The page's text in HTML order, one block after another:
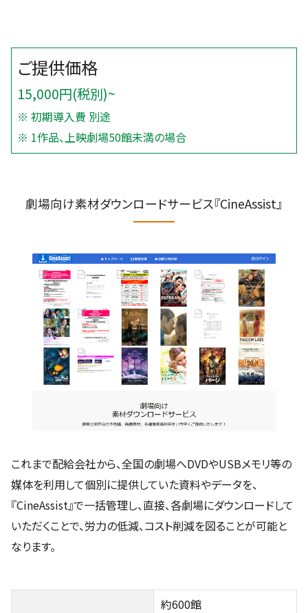
15,000円(税別)~
※ 初期導入費 別途
※ 1作品、上映劇場50館未満の場合
劇場向け素材ダウンロードサービス『CineAssist』
これまで配給会社から、全国の劇場へDVDやUSBメモリ等の
媒体を利用して個別に提供していた資料やデータを、
『CineAssist』で一括管理し、直接、各劇場にダウンロードして
いただくことで、労力の低減、コスト削減を図ることが可能と
なります。
約600館